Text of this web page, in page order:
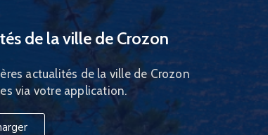
de la ville de Crozon
actualités de la ville de Crozon
via votre application.